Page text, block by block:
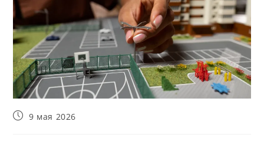
Запись9 мая 2026